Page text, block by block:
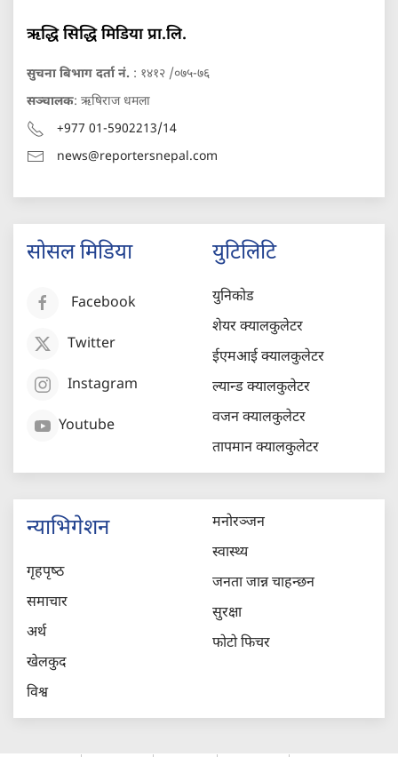
ऋद्धि सिद्धि मिडिया प्रा.लि.
सुचना बिभाग दर्ता नं. : १४१२ /०७५-७६
सञ्चालक: ऋषिराज धमला
+977 01-5902213/14
news@reportersnepal.com
सोसल मिडिया
Facebook
Twitter
Instagram
Youtube
युटिलिटि
युनिकोड
शेयर क्यालकुलेटर
ईएमआई क्यालकुलेटर
ल्यान्ड क्यालकुलेटर
वजन क्यालकुलेटर
तापमान क्यालकुलेटर
न्याभिगेशन
गृहपृष्‍ठ
समाचार
अर्थ
खेलकुद
विश्व
मनोरञ्जन
स्वास्थ्य
जनता जान्न चाहन्छन
सुरक्षा
फोटो फिचर